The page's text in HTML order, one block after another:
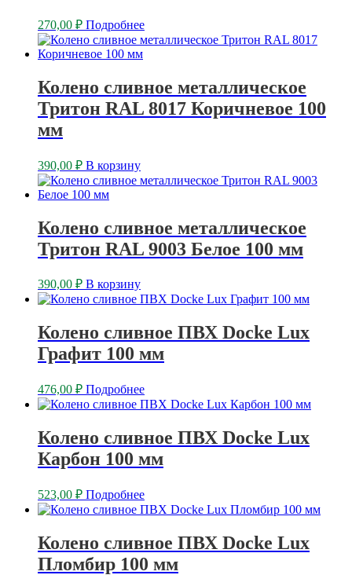
270,00 ₽ Подробнее
Колено сливное металлическое
Тритон RAL 8017 Коричневое 100
мм
390,00 ₽ В корзину
Колено сливное металлическое
Тритон RAL 9003 Белое 100 мм
390,00 ₽ В корзину
Колено сливное ПВХ Docke Lux
Графит 100 мм
476,00 ₽ Подробнее
Колено сливное ПВХ Docke Lux
Карбон 100 мм
523,00 ₽ Подробнее
Колено сливное ПВХ Docke Lux
Пломбир 100 мм